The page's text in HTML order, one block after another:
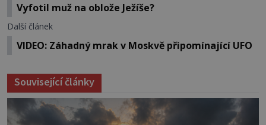
Vyfotil muž na oblože Ježíše?
Další článek
VIDEO: Záhadný mrak v Moskvě připomínající UFO
Související články